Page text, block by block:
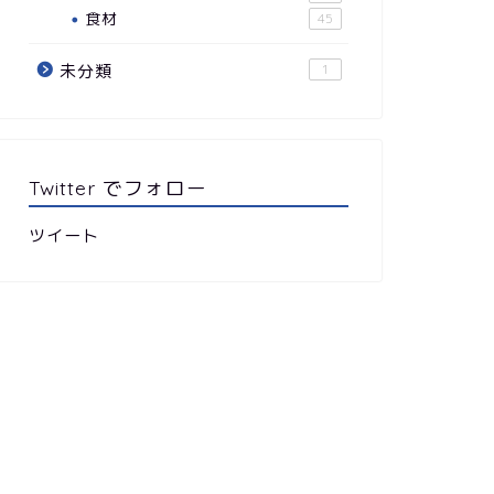
食材 45
未分類 1
Twitter でフォロー
ツイート